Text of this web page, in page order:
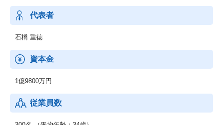
預貯金・クレジットカード・ネットバンキングなど、近年変革が
目まぐるしく私たちの生活を支える上で欠かせない分野での業務
を拡大しています。
メディア関連の視聴率を測るシステムや、広告業界の統計分析シ
ステムなど、伸び盛りの事業です。
【4．製造】
生産過程だけでなく、取引過程も含んだ効率化によるトータルな
コストダウンが要請されております。
代表者
石橋 重徳
資本金
1億9800万円
従業員数